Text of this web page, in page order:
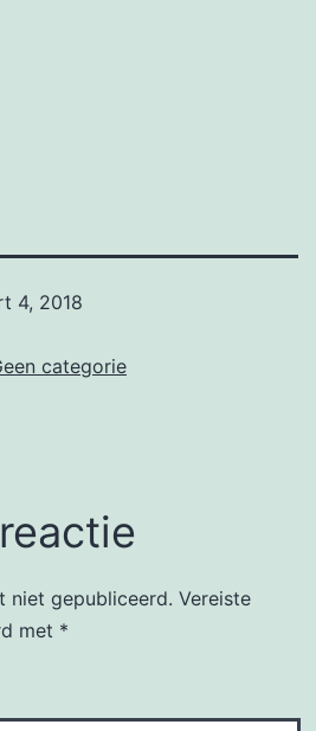
4, 2018
categorie
niet gepubliceerd. Vereiste
met *